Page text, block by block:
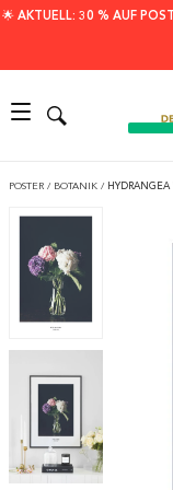
🌟 AKTUELL: 30 % AUF
POSTER / BOTANIK / HYDRANGEA